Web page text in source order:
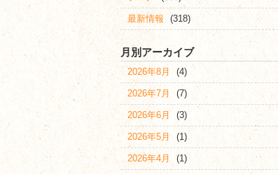
最新情報 (318)
月別アーカイブ
2026年8月 (4)
2026年7月 (7)
2026年6月 (3)
2026年5月 (1)
2026年4月 (1)